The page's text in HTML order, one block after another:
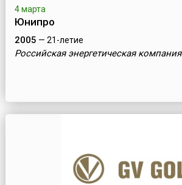
4 марта
Юнипро
2005 — 21-летие
Российская энергетическая компания